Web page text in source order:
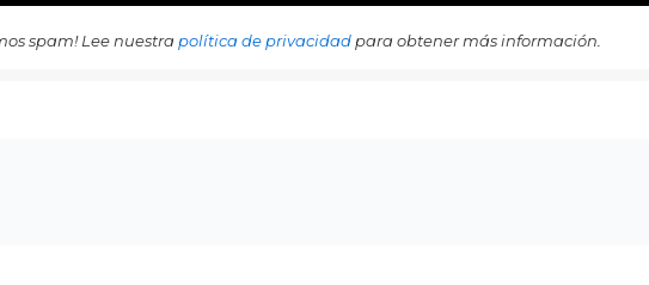
spam! Lee nuestra política de privacidad para obtener más información.